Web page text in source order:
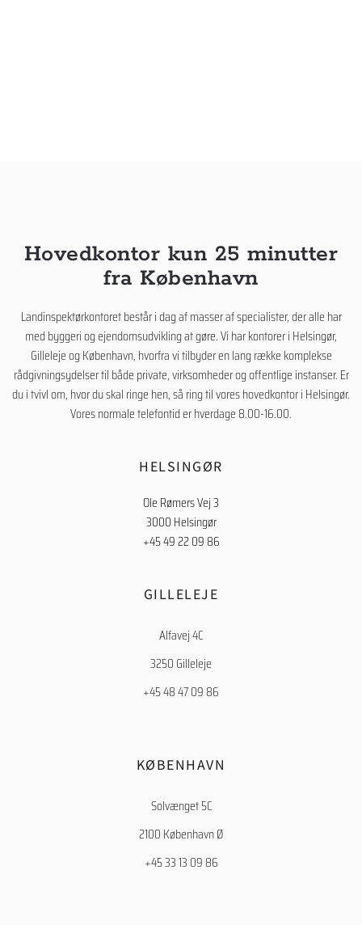
Hovedkontor kun 25 minutter
fra København
Landinspektørkontoret består i dag af masser af specialister, der alle har
med byggeri og ejendomsudvikling at gøre. Vi har kontorer i Helsingør,
Gilleleje og København, hvorfra vi tilbyder en lang række komplekse
rådgivningsydelser til både private, virksomheder og offentlige instanser. Er
du i tvivl om, hvor du skal ringe hen, så ring til vores hovedkontor i Helsingør.
Vores normale telefontid er hverdage 8.00-16.00.
HELSINGØR
Ole Rømers Vej 3
3000 Helsingør
+45 49 22 09 86
GILLELEJE
Alfavej 4C
3250 Gilleleje
+45 48 47 09 86
KØBENHAVN
Solvænget 5C
2100 København Ø
+45 33 13 09 86